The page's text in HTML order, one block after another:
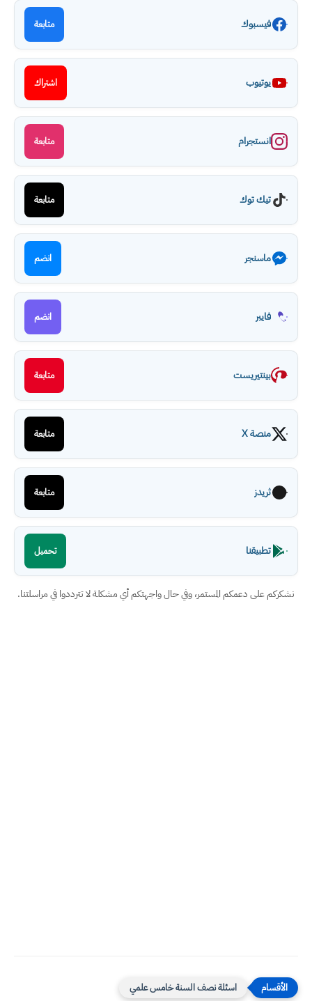
فيسبوك متابعة
يوتيوب اشتراك
انستجرام متابعة
تيك توك متابعة
ماسنجر انضم
فايبر انضم
بينتيريست متابعة
منصة X متابعة
ثريدز متابعة
تطبيقنا تحميل
نشكركم على دعمكم المستمر، وفي حال واجهتكم أي مشكلة لا تترددوا في مراسلتنا.
اسئلة نصف السنة خامس علمي